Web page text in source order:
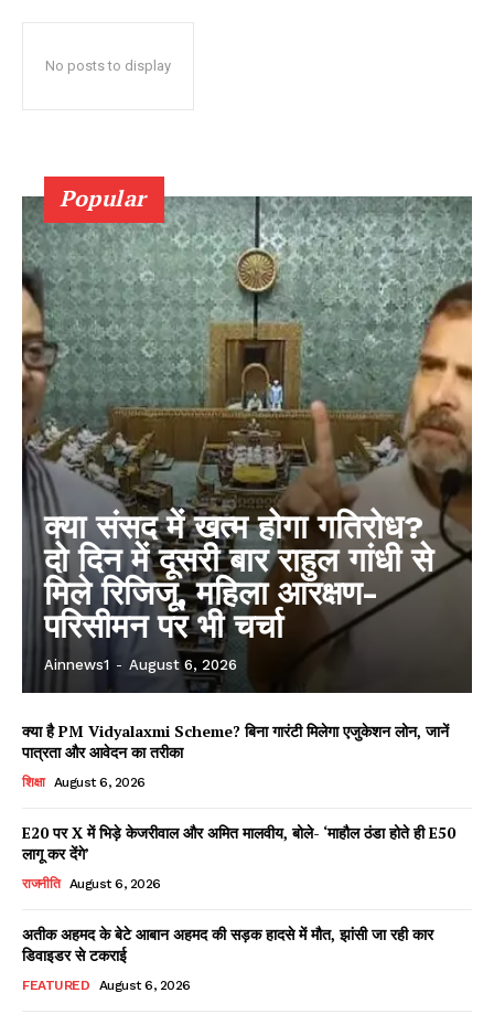
Facebook
X WhatsApp
Share
No posts to display
Popular
क्या संसद में खत्म होगा गतिरोध?
दो दिन में दूसरी बार राहुल गांधी से
मिले रिजिजू, महिला आरक्षण-
परिसीमन पर भी चर्चा
Ainnews1 - August 6, 2026
क्या है PM Vidyalaxmi Scheme? बिना गारंटी मिलेगा एजुकेशन लोन, जानें
पात्रता और आवेदन का तरीका
शिक्षा August 6, 2026
E20 पर X में भिड़े केजरीवाल और अमित मालवीय, बोले- ‘माहौल ठंडा होते ही E50
लागू कर देंगे’
राजनीति August 6, 2026
अतीक अहमद के बेटे आबान अहमद की सड़क हादसे में मौत, झांसी जा रही कार
डिवाइडर से टकराई
FEATURED August 6, 2026